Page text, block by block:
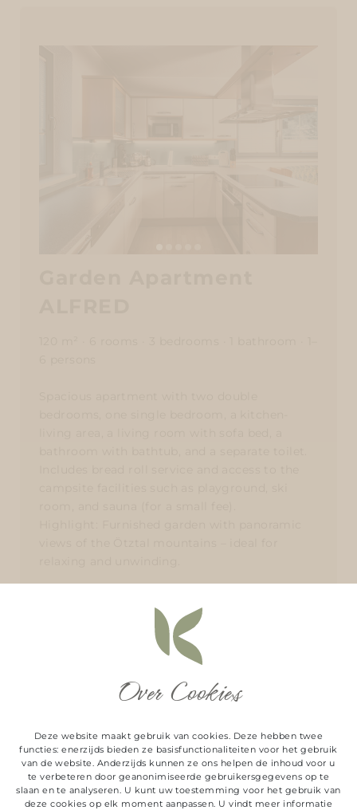
Over Cookies
Deze website maakt gebruik van cookies. Deze hebben twee
functies: enerzijds bieden ze basisfunctionaliteiten voor het gebruik
van de website. Anderzijds kunnen ze ons helpen de inhoud voor u
te verbeteren door geanonimiseerde gebruikersgegevens op te
slaan en te analyseren. U kunt uw toestemming voor het gebruik van
deze cookies op elk moment aanpassen. U vindt meer informatie